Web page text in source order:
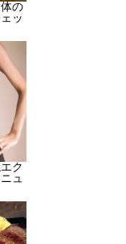
の
ッ
ク
ュ